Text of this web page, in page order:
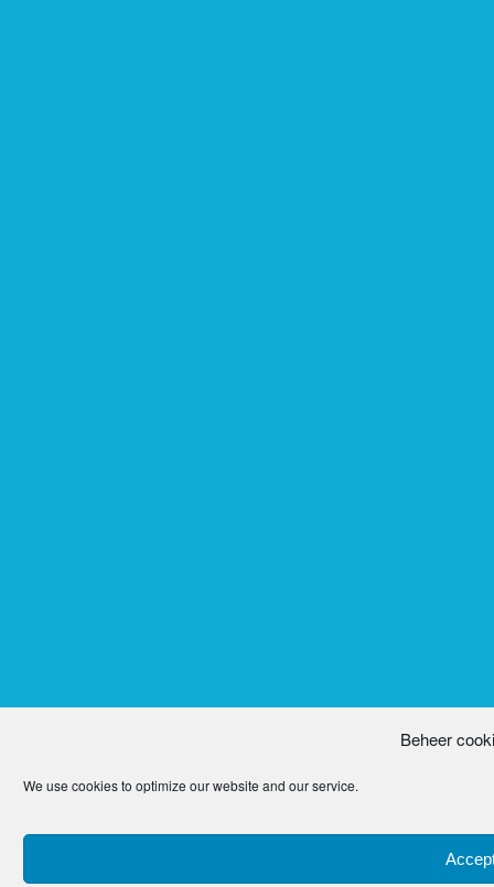
Beheer
We use cookies to optimize our website and our service.